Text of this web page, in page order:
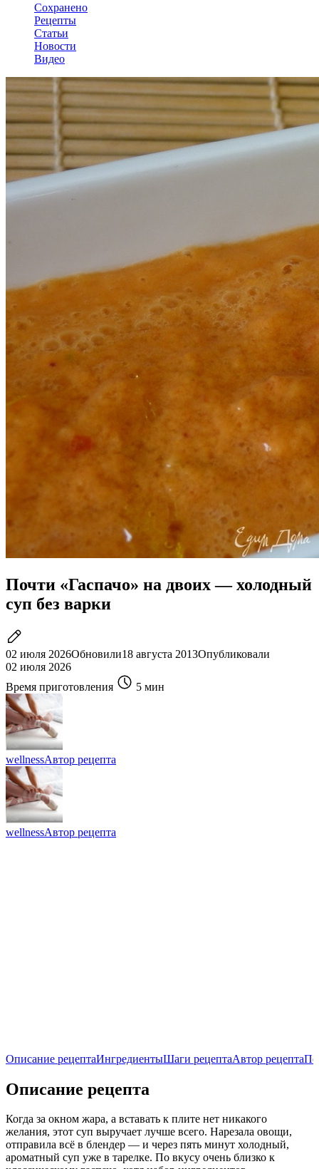
Сохранено
Рецепты
Статьи
Новости
Видео
Почти «Гаспачо» на двоих — холодный
суп без варки
02 июля 2026Обновили18 августа 2013Опубликовали
02 июля 2026
Время приготовления
5 мин
wellnessАвтор рецепта
wellnessАвтор рецепта
Описание рецептаИнгредиентыШаги рецептаАвтор рецепта
Описание рецепта
Когда за окном жара, а вставать к плите нет никакого
желания, этот суп выручает лучше всего. Нарезала овощи,
отправила всё в блендер — и через пять минут холодный,
ароматный суп уже в тарелке. По вкусу очень близко к